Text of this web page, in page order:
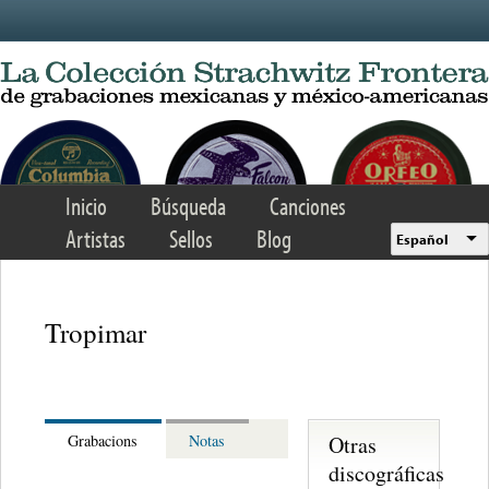
Inicio Búsqueda
Canciones
Artistas
Sellos Blog Español
Tropimar
Grabacions Notas
Otras
discográficas